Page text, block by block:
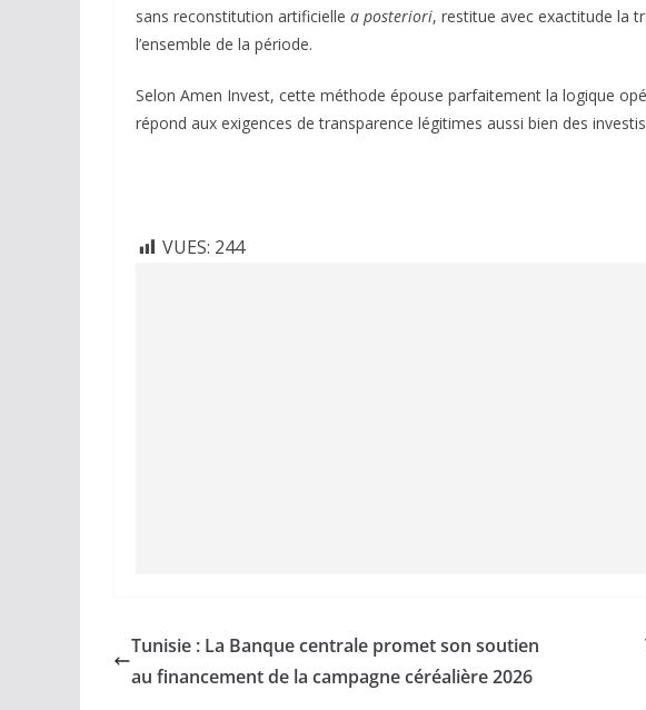
sans reconstitution artificielle a posteriori, restitue avec exactitude la
l’ensemble de la période.
Selon Amen Invest, cette méthode épouse parfaitement la logique
répond aux exigences de transparence légitimes aussi bien des
VUES: 244
Tunisie : La Banque centrale promet son soutien
au financement de la campagne céréalière 2026